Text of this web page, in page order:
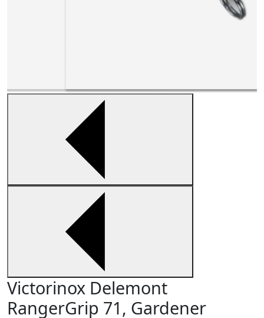
Victorinox Delemont
RangerGrip 71, Gardener